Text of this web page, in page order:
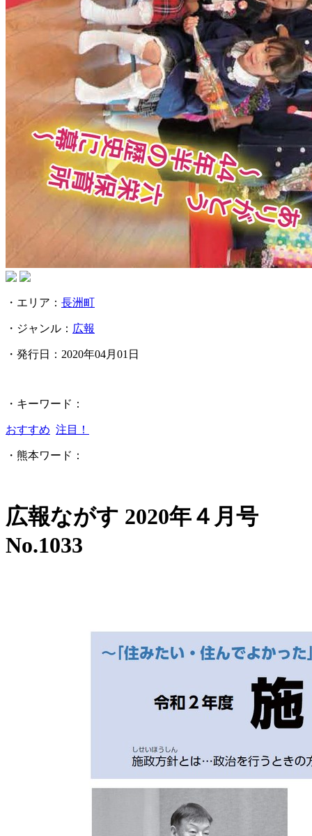
・エリア： 長洲町
・ジャンル： 広報
・発行日： 2020年04月01日
・キーワード：
おすすめ 注目！
・熊本ワード：
広報ながす 2020年４月号
No.1033